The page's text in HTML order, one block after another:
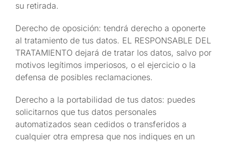
su retirada.
Derecho de oposición: tendrá derecho a oponerte
al tratamiento de tus datos. EL RESPONSABLE DEL
TRATAMIENTO dejará de tratar los datos, salvo por
motivos legítimos imperiosos, o el ejercicio o la
defensa de posibles reclamaciones.
Derecho a la portabilidad de tus datos: puedes
solicitarnos que tus datos personales
automatizados sean cedidos o transferidos a
cualquier otra empresa que nos indiques en un